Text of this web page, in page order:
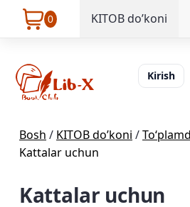
0 KITOB do’koni
Kirish
Bosh / KITOB do’koni /
Kattalar uchun
Kattalar uchun